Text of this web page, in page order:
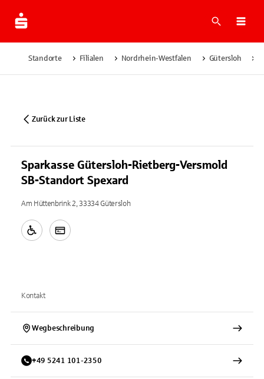
Suche
Standorte Filialen Nordrhein-Westfalen Gütersloh
Zurück zur Liste
Sparkasse Gütersloh-Rietberg-Versmold
SB-Standort Spexard
Am Hüttenbrink 2, 33334 Gütersloh
Kontakt
Wegbeschreibung
+49 5241 101-2350